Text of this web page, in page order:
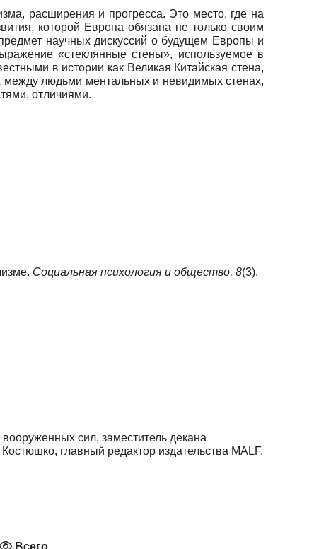
расширения и прогресса. Это место, где на
которой Европа обязана не только своим
научных дискуссий о будущем Европы и
«cтеклянные стены», используемое в
в истории как Великая Китайская стена,
между людьми ментальных и невидимых стенах,
отличиями.
Социальная психология и общество, 8(3),
сил, заместитель декана
главный редактор издательства MALF,
Всего